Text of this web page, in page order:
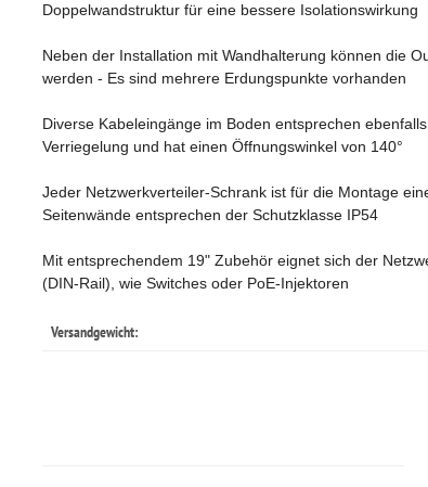
Doppelwandstruktur für eine bessere Isolationswirkung
Neben der Installation mit Wandhalterung können die
werden - Es sind mehrere Erdungspunkte vorhanden
Diverse Kabeleingänge im Boden entsprechen
Verriegelung und hat einen Öffnungswinkel von 140°
Jeder Netzwerkverteiler-Schrank ist für die Montage
Seitenwände entsprechen der Schutzklasse IP54
Mit entsprechendem 19" Zubehör eignet sich der
(DIN-Rail), wie Switches oder PoE-Injektoren
Versandgewicht: